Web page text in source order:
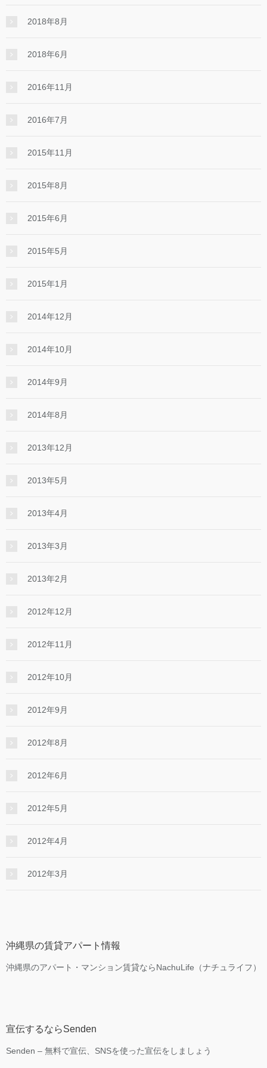
2018年8月
2018年6月
2016年11月
2016年7月
2015年11月
2015年8月
2015年6月
2015年5月
2015年1月
2014年12月
2014年10月
2014年9月
2014年8月
2013年12月
2013年5月
2013年4月
2013年3月
2013年2月
2012年12月
2012年11月
2012年10月
2012年9月
2012年8月
2012年6月
2012年5月
2012年4月
2012年3月
沖縄県の賃貸アパート情報
沖縄県のアパート・マンション賃貸ならNachuLife（ナチュライフ）
宣伝するならSenden
Senden – 無料で宣伝、SNSを使った宣伝をしましょう